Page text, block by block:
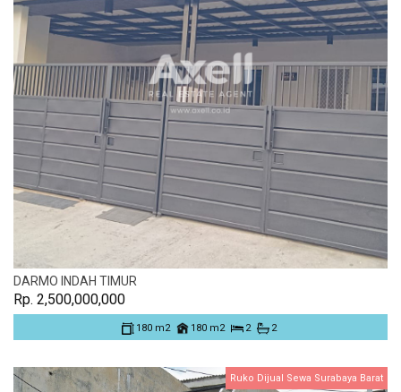
DARMO INDAH TIMUR
Rp. 2,500,000,000
180 m2 180 m2 2 2
Ruko Dijual Sewa Surabaya Barat